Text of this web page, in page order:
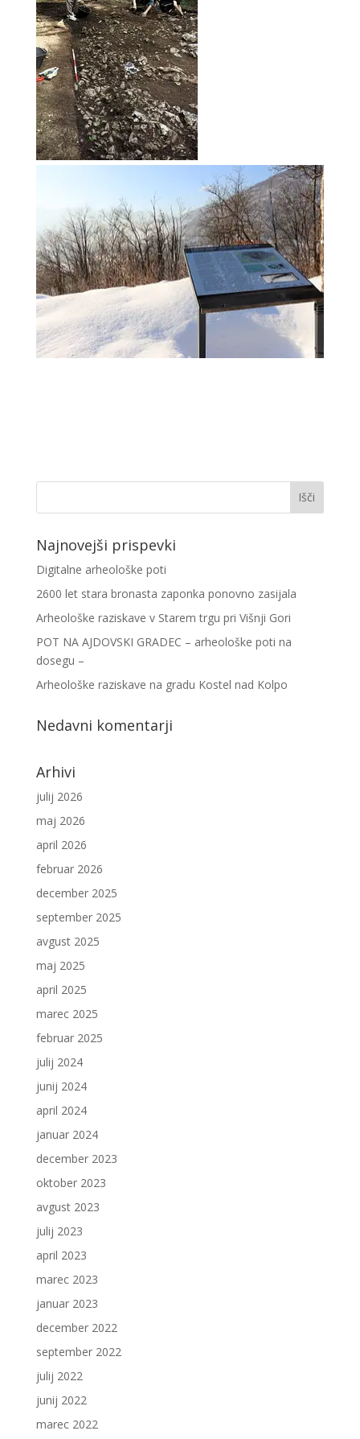
Najnovejši prispevki
Digitalne arheološke poti
2600 let stara bronasta zaponka ponovno zasijala
Arheološke raziskave v Starem trgu pri Višnji Gori
POT NA AJDOVSKI GRADEC – arheološke poti na
dosegu –
Arheološke raziskave na gradu Kostel nad Kolpo
Nedavni komentarji
Arhivi
julij 2026
maj 2026
april 2026
februar 2026
december 2025
september 2025
avgust 2025
maj 2025
april 2025
marec 2025
februar 2025
julij 2024
junij 2024
april 2024
januar 2024
december 2023
oktober 2023
avgust 2023
julij 2023
april 2023
marec 2023
januar 2023
december 2022
september 2022
julij 2022
junij 2022
marec 2022